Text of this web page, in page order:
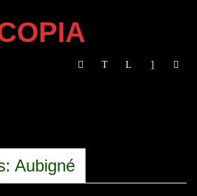
Aubigné